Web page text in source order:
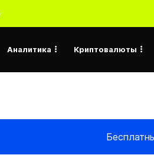
Аналитика Криптовалюты